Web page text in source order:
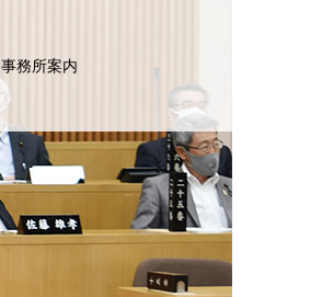
事務所案内